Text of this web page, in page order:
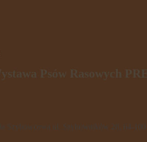
Psów Rasowych
Szybowcowa ul. Szybowników 28, 64-